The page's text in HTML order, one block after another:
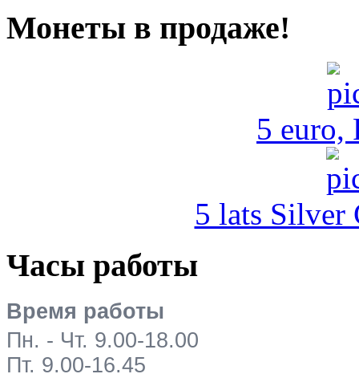
Монеты в продаже!
5 euro,
5 lats Silver
Часы работы
Время работы
Пн. - Чт. 9.00-18.00
Пт. 9.00-16.45